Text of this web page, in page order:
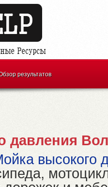
результатов
давления
высокого